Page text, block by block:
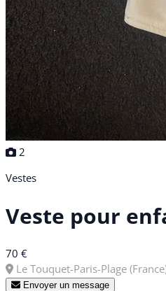
2
Vestes
Veste pour
70 €
Le Touquet-Paris-Plage
Envoyer un message